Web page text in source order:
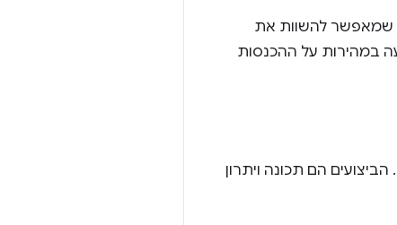
שמאפשר להשוות את
במהירות על ההכנסות
חוויות אינטרנט שעברו אופטימיזציה מובילות לעלייה במעורבות המשתמשים, בהמרות וב-ROI. הביצועים הם תכונה ויתרון